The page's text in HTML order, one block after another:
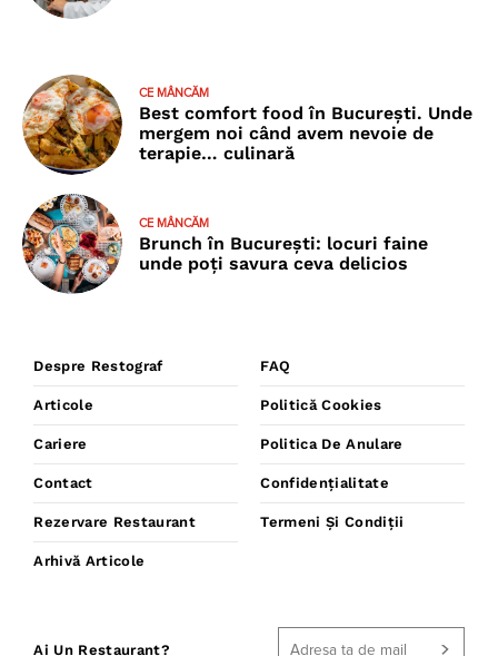
CE MÂNCĂM
Best comfort food în București. Unde
mergem noi când avem nevoie de
terapie… culinară
CE MÂNCĂM
Brunch în București: locuri faine
unde poţi savura ceva delicios
Despre Restograf
Articole
Cariere
Contact
Rezervare Restaurant
Arhivă Articole
FAQ
Politică Cookies
Politica De Anulare
Confidențialitate
Termeni Și Condiții
Ai Un Restaurant?